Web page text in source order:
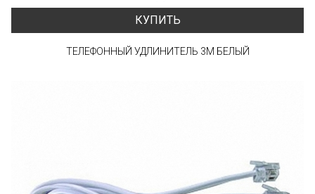
КУПИТЬ
ТЕЛЕФОННЫЙ УДЛИНИТЕЛЬ 3М БЕЛЫЙ